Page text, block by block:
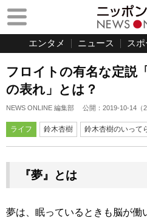
エンタメ ニュース ス
フロイトの有名な定説
の表れ」とは？
NEWS ONLINE 編集部 公開： 2019-10-14 （
ライフ 鈴木杏樹 鈴木杏樹のいって
『夢』とは
夢は、眠っているときも脳が働